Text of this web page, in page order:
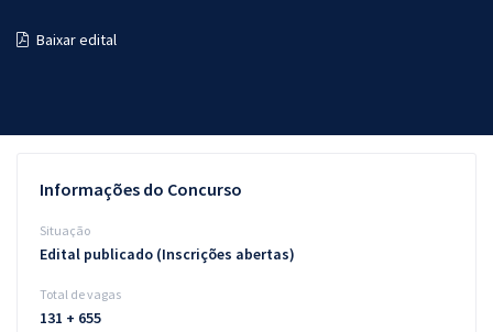
Questões grátis
Blog
Baixar edital
Informações do Concurso
Situação
Edital publicado (Inscrições abertas)
Total de vagas
131 + 655